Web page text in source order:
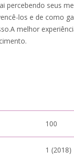
percebendo seus
los e de como
melhor
100
1 (2018)